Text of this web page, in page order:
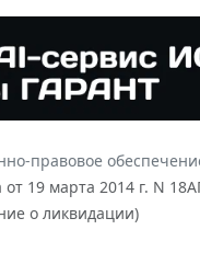
правовое
19 марта 2014 г. N
о ликвидации)